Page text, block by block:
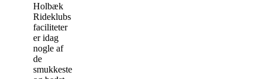
Holbæk
Rideklubs
faciliteter
er idag
nogle af
de
smukkeste